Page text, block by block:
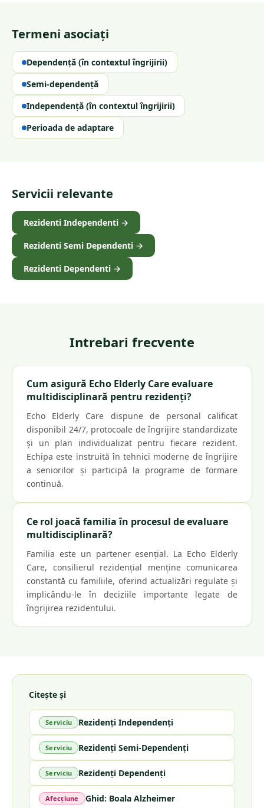
Termeni asociați
Dependență (în contextul îngrijirii)
Semi-dependență
Independență (în contextul îngrijirii)
Perioada de adaptare
Servicii relevante
Rezidenti Independenti →
Rezidenti Semi Dependenti →
Rezidenti Dependenti →
Intrebari frecvente
Cum asigură Echo Elderly Care evaluare
multidisciplinară pentru rezidenți?
Echo Elderly Care dispune de personal calificat
disponibil 24/7, protocoale de îngrijire standardizate
și un plan individualizat pentru fiecare rezident.
Echipa este instruită în tehnici moderne de îngrijire
a seniorilor și participă la programe de formare
continuă.
Ce rol joacă familia în procesul de evaluare
multidisciplinară?
Familia este un partener esențial. La Echo Elderly
Care, consilierul rezidențial menține comunicarea
constantă cu familiile, oferind actualizări regulate și
implicându-le în deciziile importante legate de
îngrijirea rezidentului.
Citește și
Serviciu Rezidenți Independenți
Serviciu Rezidenți Semi-Dependenți
Serviciu Rezidenți Dependenți
Afecțiune Ghid: Boala Alzheimer